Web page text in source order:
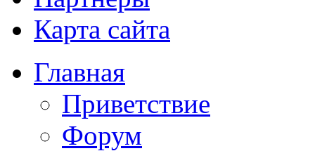
Карта сайта
Главная
Приветствие
Форум